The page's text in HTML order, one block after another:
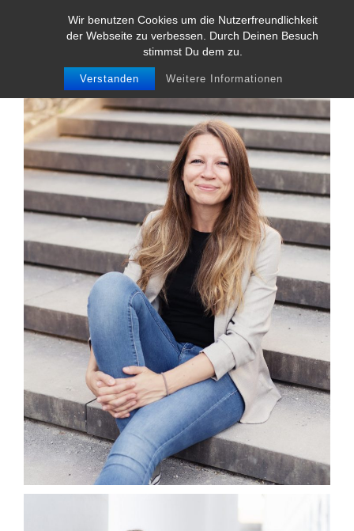
Wir benutzen Cookies um die Nutzerfreundlichkeit
der Webseite zu verbessen. Durch Deinen Besuch
stimmst Du dem zu.
Verstanden Weitere Informationen